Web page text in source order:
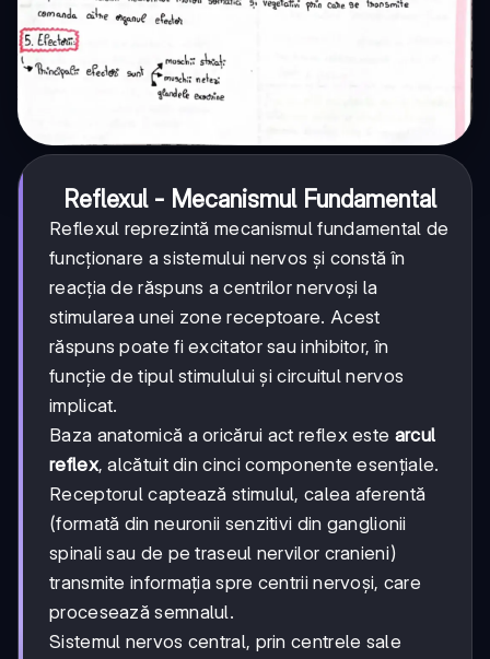
Reflexul - Mecanismul Fundamental
Reflexul reprezintă mecanismul fundamental de
funcționare a sistemului nervos și constă în
reacția de răspuns a centrilor nervoși la
stimularea unei zone receptoare. Acest
răspuns poate fi excitator sau inhibitor, în
funcție de tipul stimulului și circuitul nervos
implicat.
Baza anatomică a oricărui act reflex este arcul
reflex, alcătuit din cinci componente esențiale.
Receptorul captează stimulul, calea aferentă
(formată din neuronii senzitivi din ganglionii
spinali sau de pe traseul nervilor cranieni)
transmite informația spre centrii nervoși, care
procesează semnalul.
Sistemul nervos central, prin centrele sale